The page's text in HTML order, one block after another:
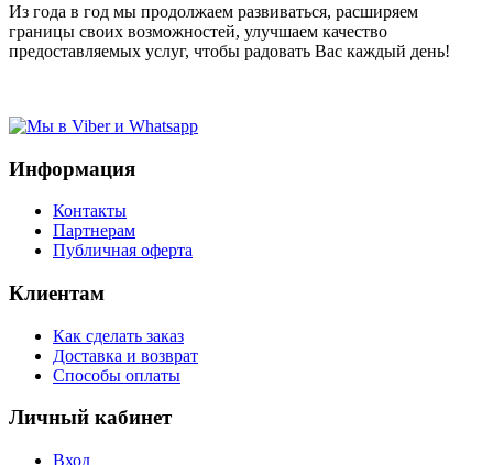
Из года в год мы продолжаем развиваться, расширяем
границы своих возможностей, улучшаем качество
предоставляемых услуг, чтобы радовать Вас каждый день!
Информация
Контакты
Партнерам
Публичная оферта
Клиентам
Как сделать заказ
Доставка и возврат
Способы оплаты
Личный кабинет
Вход